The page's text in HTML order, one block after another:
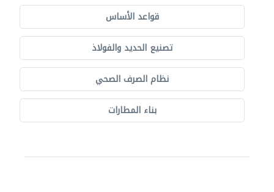
قواعد الأساس
تصنيع الحديد والفولاذ
نظام الصرف الصحي
بناء المطارات